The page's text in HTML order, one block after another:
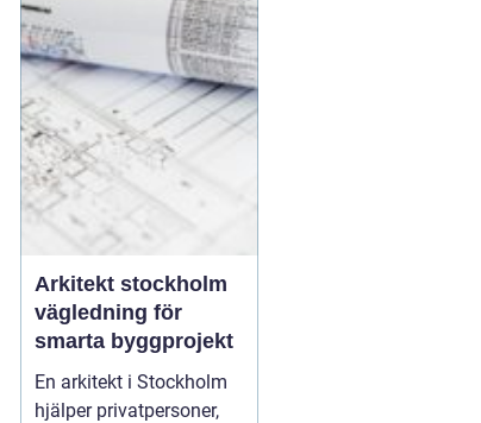
minder fylder rummene,
samtidig med at der skal
tages stilling til økonomi,
arv og måske ...
Arkitekt stockholm
vägledning för
smarta byggprojekt
En arkitekt i Stockholm
hjälper privatpersoner,